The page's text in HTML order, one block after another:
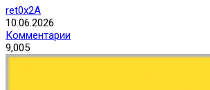
ret0x2A
10.06.2026
Комментарии
9,005